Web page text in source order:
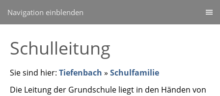
Navigation einblenden
Schulleitung
Sie sind hier: Tiefenbach » Schulfamilie
Die Leitung der Grundschule liegt in den Händen von